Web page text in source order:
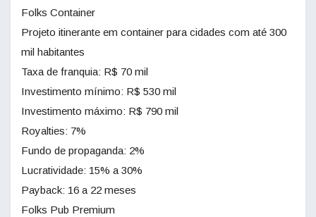
Folks Container
Projeto itinerante em container para cidades com até 300
mil habitantes
Taxa de franquia: R$ 70 mil
Investimento mínimo: R$ 530 mil
Investimento máximo: R$ 790 mil
Royalties: 7%
Fundo de propaganda: 2%
Lucratividade: 15% a 30%
Payback: 16 a 22 meses
Folks Pub Premium